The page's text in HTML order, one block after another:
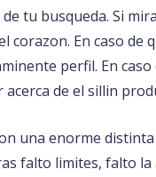
tu busqueda. Si
corazon. En caso de
perfil. En
de el sillin
una enorme
falto limites, falto